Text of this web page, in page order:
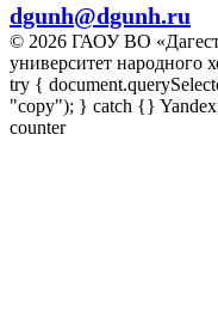
dgunh@dgunh.ru
© 2026 ГАОУ ВО
университет народного
try {
"copy"); } catch {}
counter